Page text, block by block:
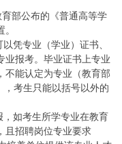
部公布的《普通高等学
凭专业（学业）证书、
业报考。毕业证书上专业
不能认定为专业（教育部
，考生只能以括号以外的
如考生所学专业在教育
且招聘岗位专业要求